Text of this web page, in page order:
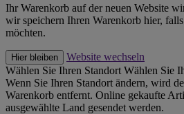
Ihr Warenkorb auf der neuen Website
wir speichern Ihren Warenkorb hier,
möchten.
Hier bleiben
Website wechseln
Wählen Sie Ihren Standort Wählen Sie
Wenn Sie Ihren Standort ändern, wird
Warenkorb entfernt. Online gekaufte
ausgewählte Land gesendet werden.